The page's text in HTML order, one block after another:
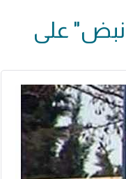
"نبض" على